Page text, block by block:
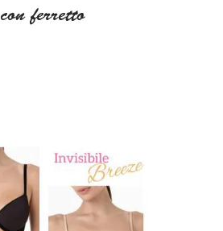
con ferretto